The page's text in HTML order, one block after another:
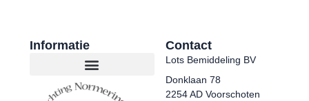
Informatie Contact
Lots Bemiddeling BV
Donklaan 78
2254 AD Voorschoten